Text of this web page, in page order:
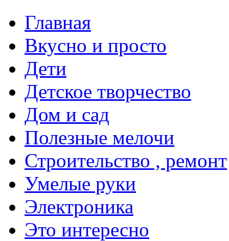
Главная
Вкусно и просто
Дети
Детское творчество
Дом и сад
Полезные мелочи
Строительство , ремонт
Умелые руки
Электроника
Это интересно